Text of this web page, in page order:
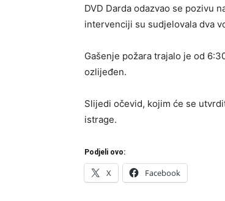
DVD Darda odazvao se pozivu
intervenciji su sudjelovala dva
Gašenje požara trajalo je od
ozlijeđen.
Slijedi očevid, kojim će se
istrage.
Podjeli ovo:
X Facebook